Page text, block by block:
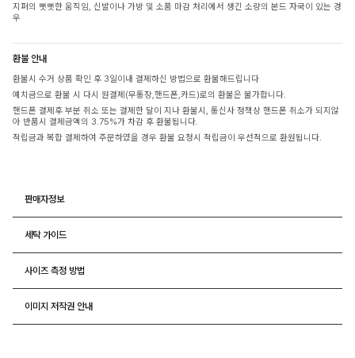
지퍼의 뻣뻣한 움직임, 신발이나 가방 및 소품 마감 처리에서 생긴 소량의 본드 자국이 있는 경
우
환불 안내
환불시 수거 상품 확인 후 3일이내 결제하신 방법으로 환불해드립니다
예치금으로 환불 시 다시 원결제(무통장,핸드폰,카드)로의 환불은 불가합니다.
핸드폰 결제후 부분 취소 또는 결제한 달이 지나 환불시, 통신사 정책상 핸드폰 취소가 되지않
아 반품시 결제금액의 3.75%가 차감 후 환불됩니다.
적립금과 복합 결제하여 주문하였을 경우 환불 요청시 적립금이 우선적으로 환원됩니다.
판매자정보
세탁 가이드
사이즈 측정 방법
이미지 저작권 안내